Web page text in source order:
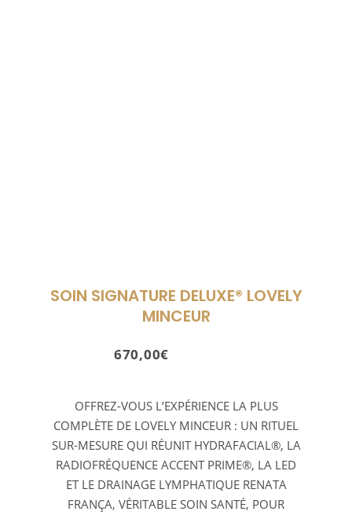
SOIN SIGNATURE DELUXE® LOVELY
MINCEUR
670,00€
OFFREZ-VOUS L’EXPÉRIENCE LA PLUS
COMPLÈTE DE LOVELY MINCEUR : UN RITUEL
SUR-MESURE QUI RÉUNIT HYDRAFACIAL®, LA
RADIOFRÉQUENCE ACCENT PRIME®, LA LED
ET LE DRAINAGE LYMPHATIQUE RENATA
FRANÇA, VÉRITABLE SOIN SANTÉ, POUR